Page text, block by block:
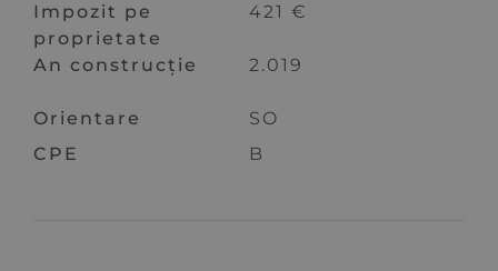
Impozit pe
proprietate
421 €
An construcție 2.019
Orientare
SO
CPE
B